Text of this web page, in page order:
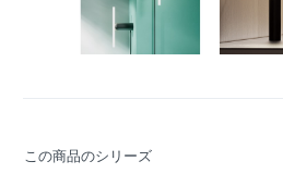
この商品のシリーズ